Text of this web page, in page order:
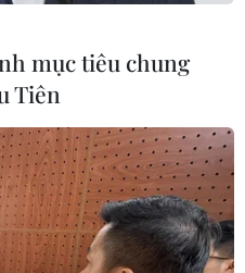
mục tiêu chung
Tiên